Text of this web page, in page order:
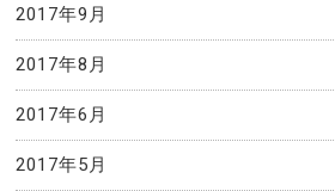
2017年9月
2017年8月
2017年6月
2017年5月